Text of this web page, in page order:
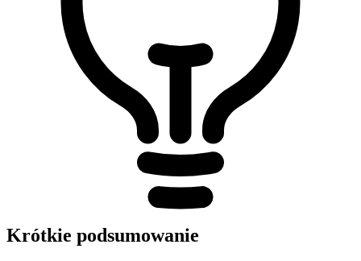
Krótkie podsumowanie